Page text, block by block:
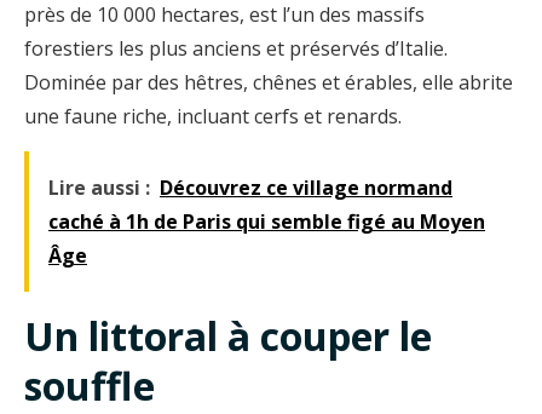
près de 10 000 hectares, est l’un des massifs
forestiers les plus anciens et préservés d’Italie.
Dominée par des hêtres, chênes et érables, elle abrite
une faune riche, incluant cerfs et renards.
Lire aussi : Découvrez ce village normand
caché à 1h de Paris qui semble figé au Moyen
Âge
Un littoral à couper le
souffle